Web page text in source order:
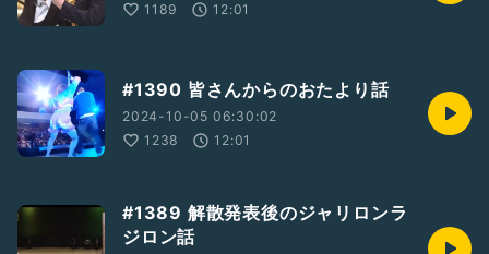
1189
12:01
#1390 皆さんからのおたより話
2024-10-05 06:30:02
1238
12:01
#1389 解散発表後のジャリロンラ
ジロン話